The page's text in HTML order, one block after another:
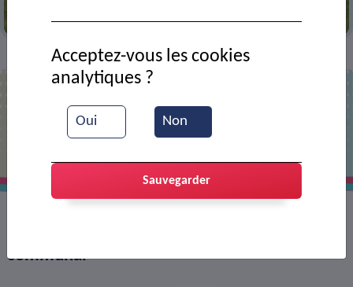
> VIE MUNICIPALE > Ressources documentaires
Liste des documents
communal
Oui Non
Acceptez-vous les cookies
analytiques ?
Sauvegarder